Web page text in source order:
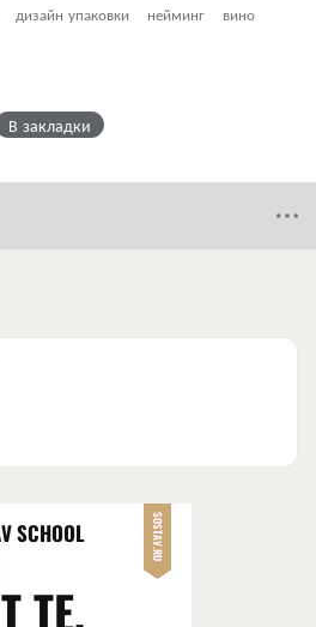
дизайн упаковки нейминг
вино
В закладки